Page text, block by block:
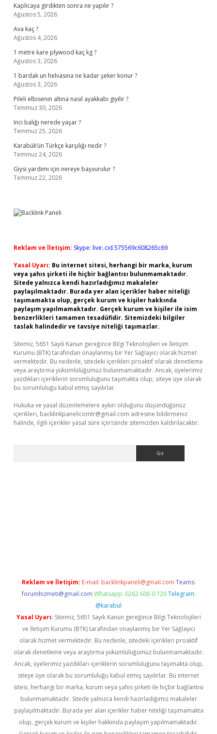
Kaplicaya girdikten sonra ne yapılır ?
Ağustos 5, 2026
Ava kaç ?
Ağustos 4, 2026
1 metre kare plywood kaç kg ?
Ağustos 3, 2026
1 bardak un helvasına ne kadar şeker konur ?
Ağustos 3, 2026
Pileli elbisenin altına nasıl ayakkabı giyilir ?
Temmuz 30, 2026
Inci balığı nerede yaşar ?
Temmuz 25, 2026
Karabük’ün Türkçe karşılığı nedir ?
Temmuz 24, 2026
Giysi yardımı için nereye başvurulur ?
Temmuz 22, 2026
Reklam ve İletişim: Skype: live:.cid.575569c608265c69
Yasal Uyarı: Bu internet sitesi, herhangi bir marka, kurum
veya şahıs şirketi ile hiçbir bağlantısı bulunmamaktadır.
Sitede yalnızca kendi hazırladığımız makaleler
paylaşılmaktadır. Burada yer alan içerikler haber niteliği
taşımamakta olup, gerçek kurum ve kişiler hakkında
paylaşım yapılmamaktadır. Gerçek kurum ve kişiler ile isim
benzerlikleri tamamen tesadüfidir. Sitemizdeki bilgiler
taslak halindedir ve tavsiye niteliği taşımazlar.
Sitemiz, 5651 Sayılı Kanun gereğince Bilgi Teknolojileri ve İletişim
Kurumu (BTK) tarafından onaylanmış bir Yer Sağlayıcı olarak hizmet
vermektedir. Bu nedenle, sitedeki içerikleri proaktif olarak denetleme
veya araştırma yükümlülüğümüz bulunmamaktadır. Ancak, üyelerimiz
yazdıkları içeriklerin sorumluluğunu taşımakta olup, siteye üye olarak
bu sorumluluğu kabul etmiş sayılırlar.
Hukuka ve yasal düzenlemelere aykırı olduğunu düşündüğünüz
içerikleri, backlinkpanelicomtr@gmail.com adresine bildirmeniz
halinde, ilgili içerikler yasal süre içerisinde sitemizden kaldırılacaktır.
Reklam ve İletişim: E-mail: backlinkpaneli@gmail.com Teams:
forumhizmeti@gmail.com Whatsapp: 0262 606 0 726 Telegram:
@karabul
Yasal Uyarı: Sitemiz, 5651 Sayılı Kanun gereğince Bilgi Teknolojileri
ve İletişim Kurumu (BTK) tarafından onaylanmış bir Yer Sağlayıcı
olarak hizmet vermektedir. Bu nedenle, sitedeki içerikleri proaktif
olarak denetleme veya araştırma yükümlülüğümüz bulunmamaktadır.
Ancak, üyelerimiz yazdıkları içeriklerin sorumluluğunu taşımakta olup,
siteye üye olarak bu sorumluluğu kabul etmiş sayılırlar. Bu internet
sitesi, herhangi bir marka, kurum veya şahıs şirketi ile hiçbir bağlantısı
bulunmamaktadır. Sitede yalnızca kendi hazırladığımız makaleler
paylaşılmaktadır. Burada yer alan içerikler haber niteliği taşımamakta
olup, gerçek kurum ve kişiler hakkında paylaşım yapılmamaktadır.